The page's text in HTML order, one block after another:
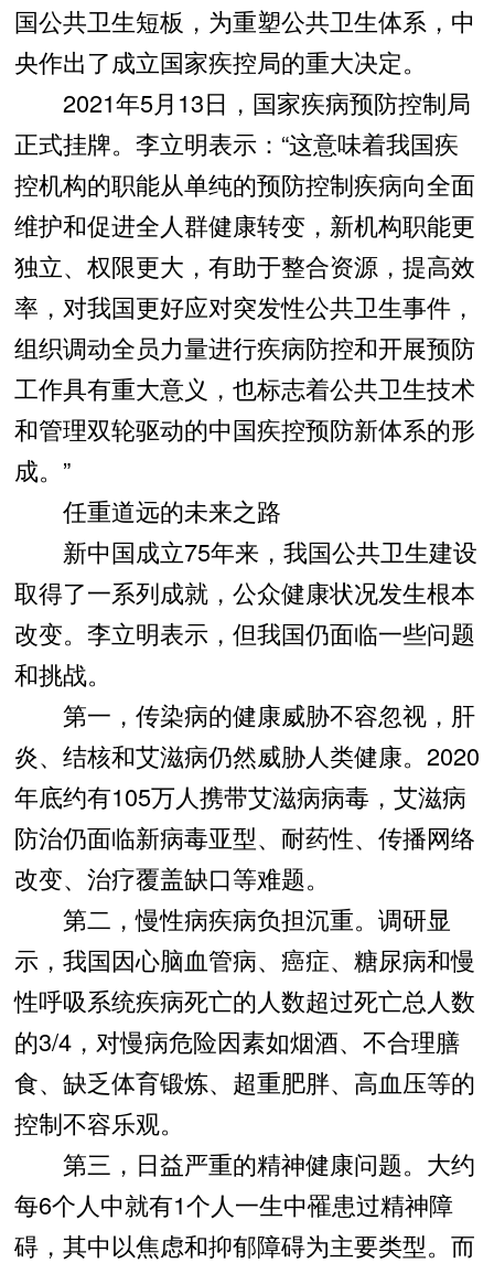
国公共卫生短板，为重塑公共卫生体系，中
央作出了成立国家疾控局的重大决定。
2021年5月13日，国家疾病预防控制局
正式挂牌。李立明表示：“这意味着我国疾
控机构的职能从单纯的预防控制疾病向全面
维护和促进全人群健康转变，新机构职能更
独立、权限更大，有助于整合资源，提高效
率，对我国更好应对突发性公共卫生事件，
组织调动全员力量进行疾病防控和开展预防
工作具有重大意义，也标志着公共卫生技术
和管理双轮驱动的中国疾控预防新体系的形
成。”
任重道远的未来之路
新中国成立75年来，我国公共卫生建设
取得了一系列成就，公众健康状况发生根本
改变。李立明表示，但我国仍面临一些问题
和挑战。
第一，传染病的健康威胁不容忽视，肝
炎、结核和艾滋病仍然威胁人类健康。2020
年底约有105万人携带艾滋病病毒，艾滋病
防治仍面临新病毒亚型、耐药性、传播网络
改变、治疗覆盖缺口等难题。
第二，慢性病疾病负担沉重。调研显
示，我国因心脑血管病、癌症、糖尿病和慢
性呼吸系统疾病死亡的人数超过死亡总人数
的3/4，对慢病危险因素如烟酒、不合理膳
食、缺乏体育锻炼、超重肥胖、高血压等的
控制不容乐观。
第三，日益严重的精神健康问题。大约
每6个人中就有1个人一生中罹患过精神障
碍，其中以焦虑和抑郁障碍为主要类型。而